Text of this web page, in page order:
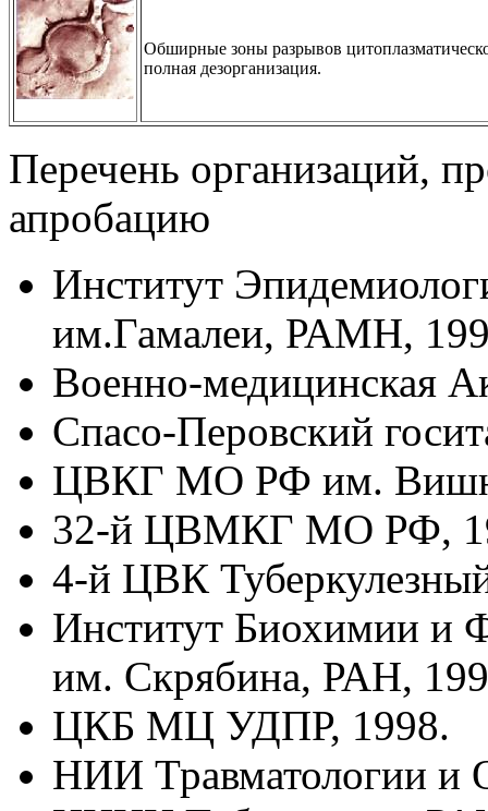
Обширные зоны разрывов
полная дезорганизация.
Перечень организаций,
апробацию
Институт
им.Гамалеи, РАМН,
Военно-медицинская
Спасо-Перовский
ЦВКГ МО РФ им.
32-й ЦВМКГ МО РФ,
4-й ЦВК
Институт Биохимии и
им. Скрябина, РАН,
ЦКБ МЦ УДПР, 1998.
НИИ Травматологии и